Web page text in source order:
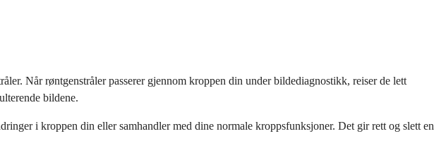
Når røntgenstråler passerer gjennom kroppen din under bildediagnostikk, reiser de lett
bildene.
i kroppen din eller samhandler med dine normale kroppsfunksjoner. Det gir rett og slett en